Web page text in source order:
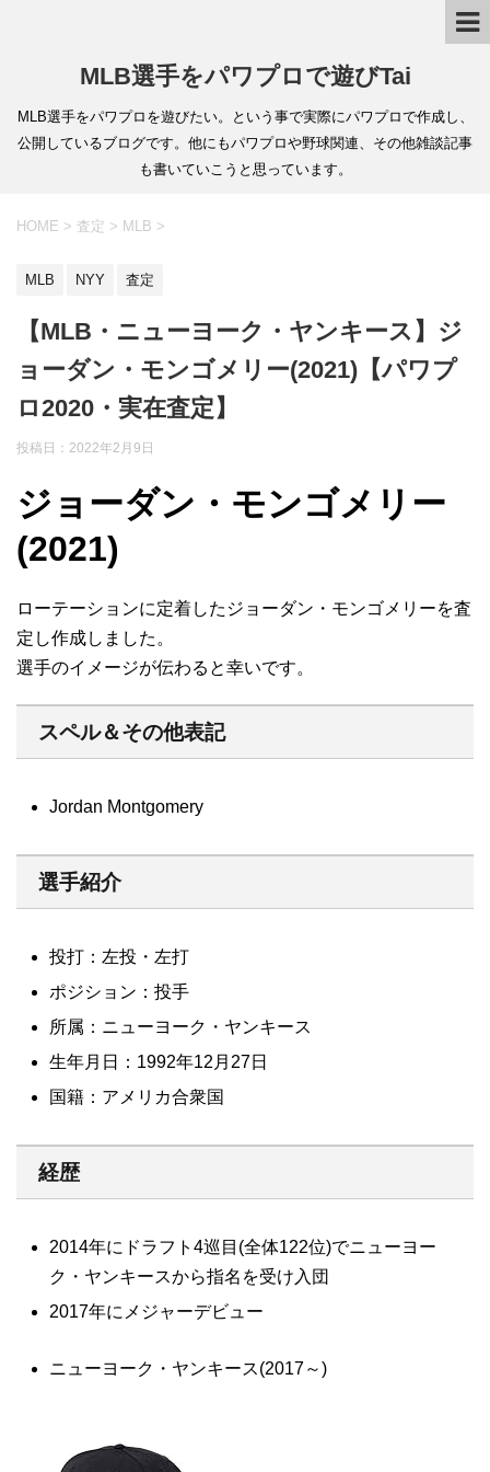
MLB選手をパワプロで遊びTai
MLB選手をパワプロを遊びたい。という事で実際にパワプロで作成し、
公開しているブログです。他にもパワプロや野球関連、その他雑談記事
も書いていこうと思っています。
HOME > 査定 > MLB >
MLB NYY 査定
【MLB・ニューヨーク・ヤンキース】ジ
ョーダン・モンゴメリー(2021)【パワプ
ロ2020・実在査定】
投稿日： 2022年2月9日
ジョーダン・モンゴメリー
(2021)
ローテーションに定着したジョーダン・モンゴメリーを査
定し作成しました。
選手のイメージが伝わると幸いです。
スペル＆その他表記
Jordan Montgomery
選手紹介
投打：左投・左打
ポジション：投手
所属：ニューヨーク・ヤンキース
生年月日：1992年12月27日
国籍：アメリカ合衆国
経歴
2014年にドラフト4巡目(全体122位)でニューヨー
ク・ヤンキースから指名を受け入団
2017年にメジャーデビュー
ニューヨーク・ヤンキース(2017～)